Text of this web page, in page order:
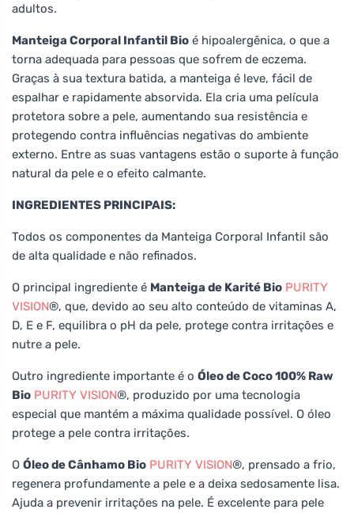
adultos.
Manteiga Corporal Infantil Bio é hipoalergênica, o que a
torna adequada para pessoas que sofrem de eczema.
Graças à sua textura batida, a manteiga é leve, fácil de
espalhar e rapidamente absorvida. Ela cria uma película
protetora sobre a pele, aumentando sua resistência e
protegendo contra influências negativas do ambiente
externo. Entre as suas vantagens estão o suporte à função
natural da pele e o efeito calmante.
INGREDIENTES PRINCIPAIS:
Todos os componentes da Manteiga Corporal Infantil são
de alta qualidade e não refinados.
O principal ingrediente é Manteiga de Karité Bio PURITY
VISION®, que, devido ao seu alto conteúdo de vitaminas A,
D, E e F, equilibra o pH da pele, protege contra irritações e
nutre a pele.
Outro ingrediente importante é o Óleo de Coco 100% Raw
Bio PURITY VISION®, produzido por uma tecnologia
especial que mantém a máxima qualidade possível. O óleo
protege a pele contra irritações.
O Óleo de Cânhamo Bio PURITY VISION®, prensado a frio,
regenera profundamente a pele e a deixa sedosamente lisa.
Ajuda a prevenir irritações na pele. É excelente para pele